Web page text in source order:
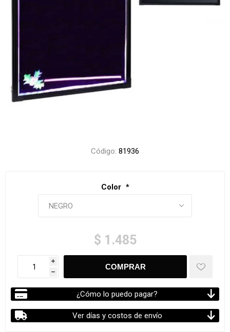
Código: 81936
Color *
$ 1.485
i
h
¿Cómo lo puedo pagar?
Ver días y costos de envío